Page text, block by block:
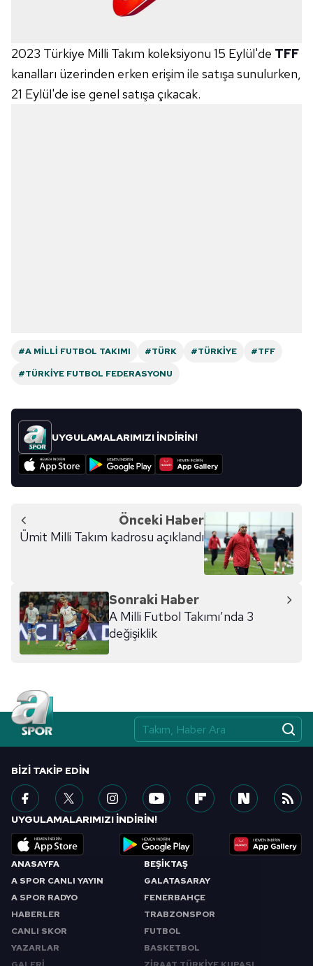
2023 Türkiye Milli Takım koleksiyonu 15 Eylül'de TFF
kanalları üzerinden erken erişim ile satışa sunulurken,
21 Eylül'de ise genel satışa çıkacak.
#A MILLI FUTBOL TAKIMI #TÜRK #TÜRKIYE
#TFF
#TÜRKIYE FUTBOL FEDERASYONU
UYGULAMALARIMIZI İNDİRİN!
Önceki Haber
Ümit Milli Takım kadrosu açıklandı
Sonraki Haber
A Milli Futbol Takımı’nda 3
değişiklik
ANASAYFA
A SPOR CANLI YAYIN
A SPOR RADYO
HABERLER
CANLI SKOR
YAZARLAR
BEŞİKTAŞ
GALATASARAY
FENERBAHÇE
TRABZONSPOR
FUTBOL
BASKETBOL
BIZI TAKIP EDIN
UYGULAMALARIMIZI İNDİRİN!